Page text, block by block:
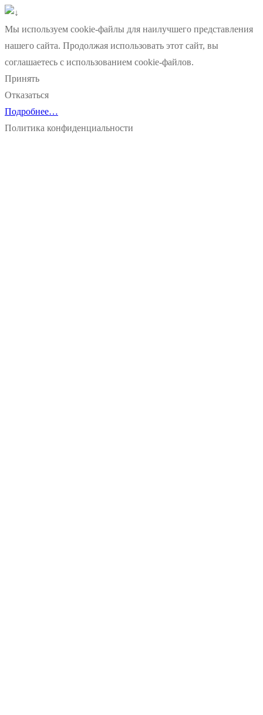
Мы используем cookie-файлы для наилучшего представления
нашего сайта. Продолжая использовать этот сайт, вы
соглашаетесь с использованием cookie-файлов.
Принять
Отказаться
Подробнее…
Политика конфиденциальности